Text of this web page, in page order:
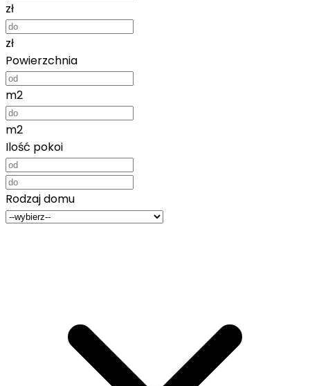
zł
zł
Powierzchnia
m2
m2
Ilość pokoi
Rodzaj domu